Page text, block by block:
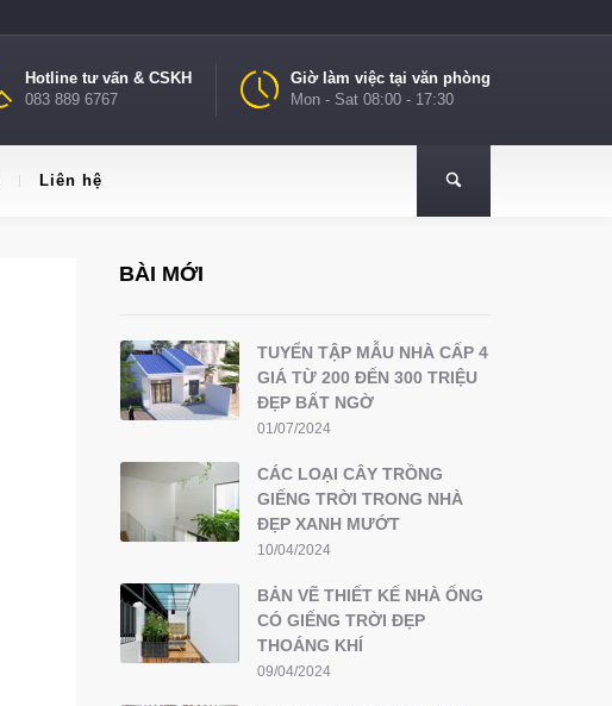
Giờ làm việc tại văn phòng
Mon - Sat 08:00 - 17:30
Hotline tư vấn & CSKH
083 889 6767
Liên hệ
BÀI MỚI
TUYỂN TẬP MẪU NHÀ CẤP 4
GIÁ TỪ 200 ĐẾN 300 TRIỆU
ĐẸP BẤT NGỜ
01/07/2024
CÁC LOẠI CÂY TRỒNG
GIẾNG TRỜI TRONG NHÀ
ĐẸP XANH MƯỚT
10/04/2024
BẢN VẼ THIẾT KẾ NHÀ ỐNG
CÓ GIẾNG TRỜI ĐẸP
THOÁNG KHÍ
09/04/2024